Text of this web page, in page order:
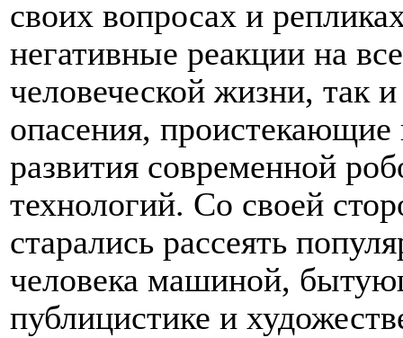
своих вопросах и
негативные реакции на
человеческой жизни, так
опасения,
развития современной
технологий. Со своей
старались рассеять
человека машиной,
публицистике и